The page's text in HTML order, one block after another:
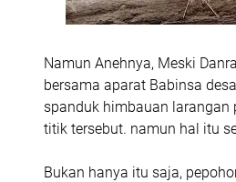
Namun Anehnya, Meski
bersama aparat Babinsa
spanduk himbauan larangan
titik tersebut. namun hal itu
Bukan hanya itu saja,